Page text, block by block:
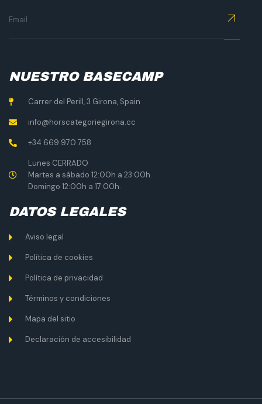
NUESTRO BASECAMP
Carrer del Perill, 3 Girona, Spain
info@horscategoriegirona.cc
+34 669 970 758
Lunes CERRADO
Martes a sábado 12:00h a 23:00h.
Domingo 12:00h a 17:00h.
DATOS LEGALES
Aviso legal
Política de cookies
Política de privacidad
Términos y condiciones
Mapa del sitio
Declaración de accesibilidad